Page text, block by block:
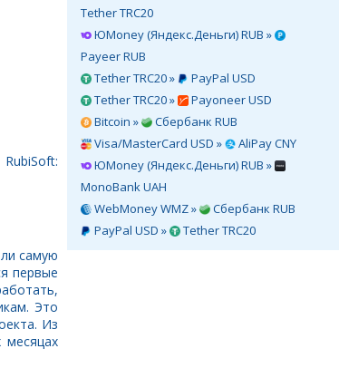
Tether TRC20
ЮMoney (Яндекс.Деньги) RUB »
Payeer RUB
Tether TRC20 »
PayPal USD
Tether TRC20 »
Payoneer USD
Bitcoin »
Сбербанк RUB
Visa/MasterCard USD »
AliPay CNY
ЮMoney (Яндекс.Деньги) RUB »
MonoBank UAH
WebMoney WMZ »
Сбербанк RUB
PayPal USD »
Tether TRC20
самую
первые
Это
Из